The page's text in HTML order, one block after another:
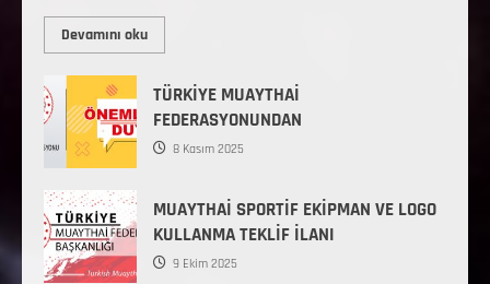
Devamını oku
TÜRKİYE MUAYTHAİ
FEDERASYONUNDAN
8 Kasım 2025
MUAYTHAİ SPORTİF EKİPMAN VE LOGO
KULLANMA TEKLİF İLANI
9 Ekim 2025